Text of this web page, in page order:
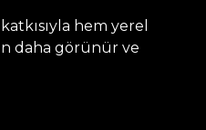
hem yerel
daha görünür ve